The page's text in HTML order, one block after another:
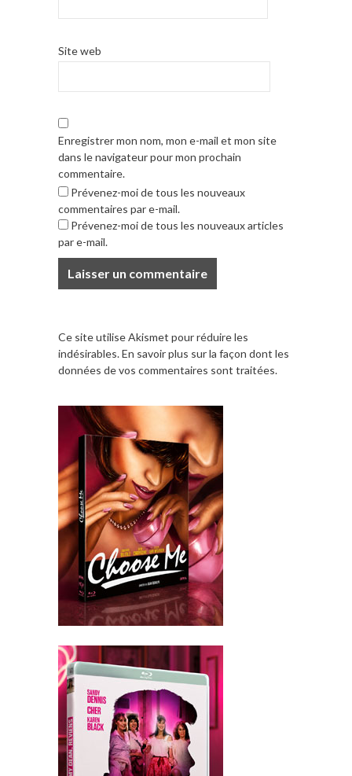
Site web
Enregistrer mon nom, mon e-mail et mon site
dans le navigateur pour mon prochain
commentaire.
Prévenez-moi de tous les nouveaux
commentaires par e-mail.
Prévenez-moi de tous les nouveaux articles
par e-mail.
Ce site utilise Akismet pour réduire les
indésirables.En savoir plus sur la façon dont les
données de vos commentaires sont traitées.